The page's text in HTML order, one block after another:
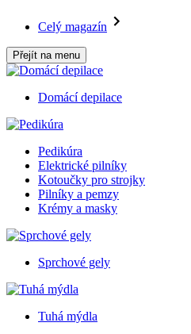
Celý magazín
Přejít na menu
Domácí depilace
Pedikúra
Elektrické pilníky
Kotoučky pro strojky
Pilníky a pemzy
Krémy a masky
Sprchové gely
Tuhá mýdla